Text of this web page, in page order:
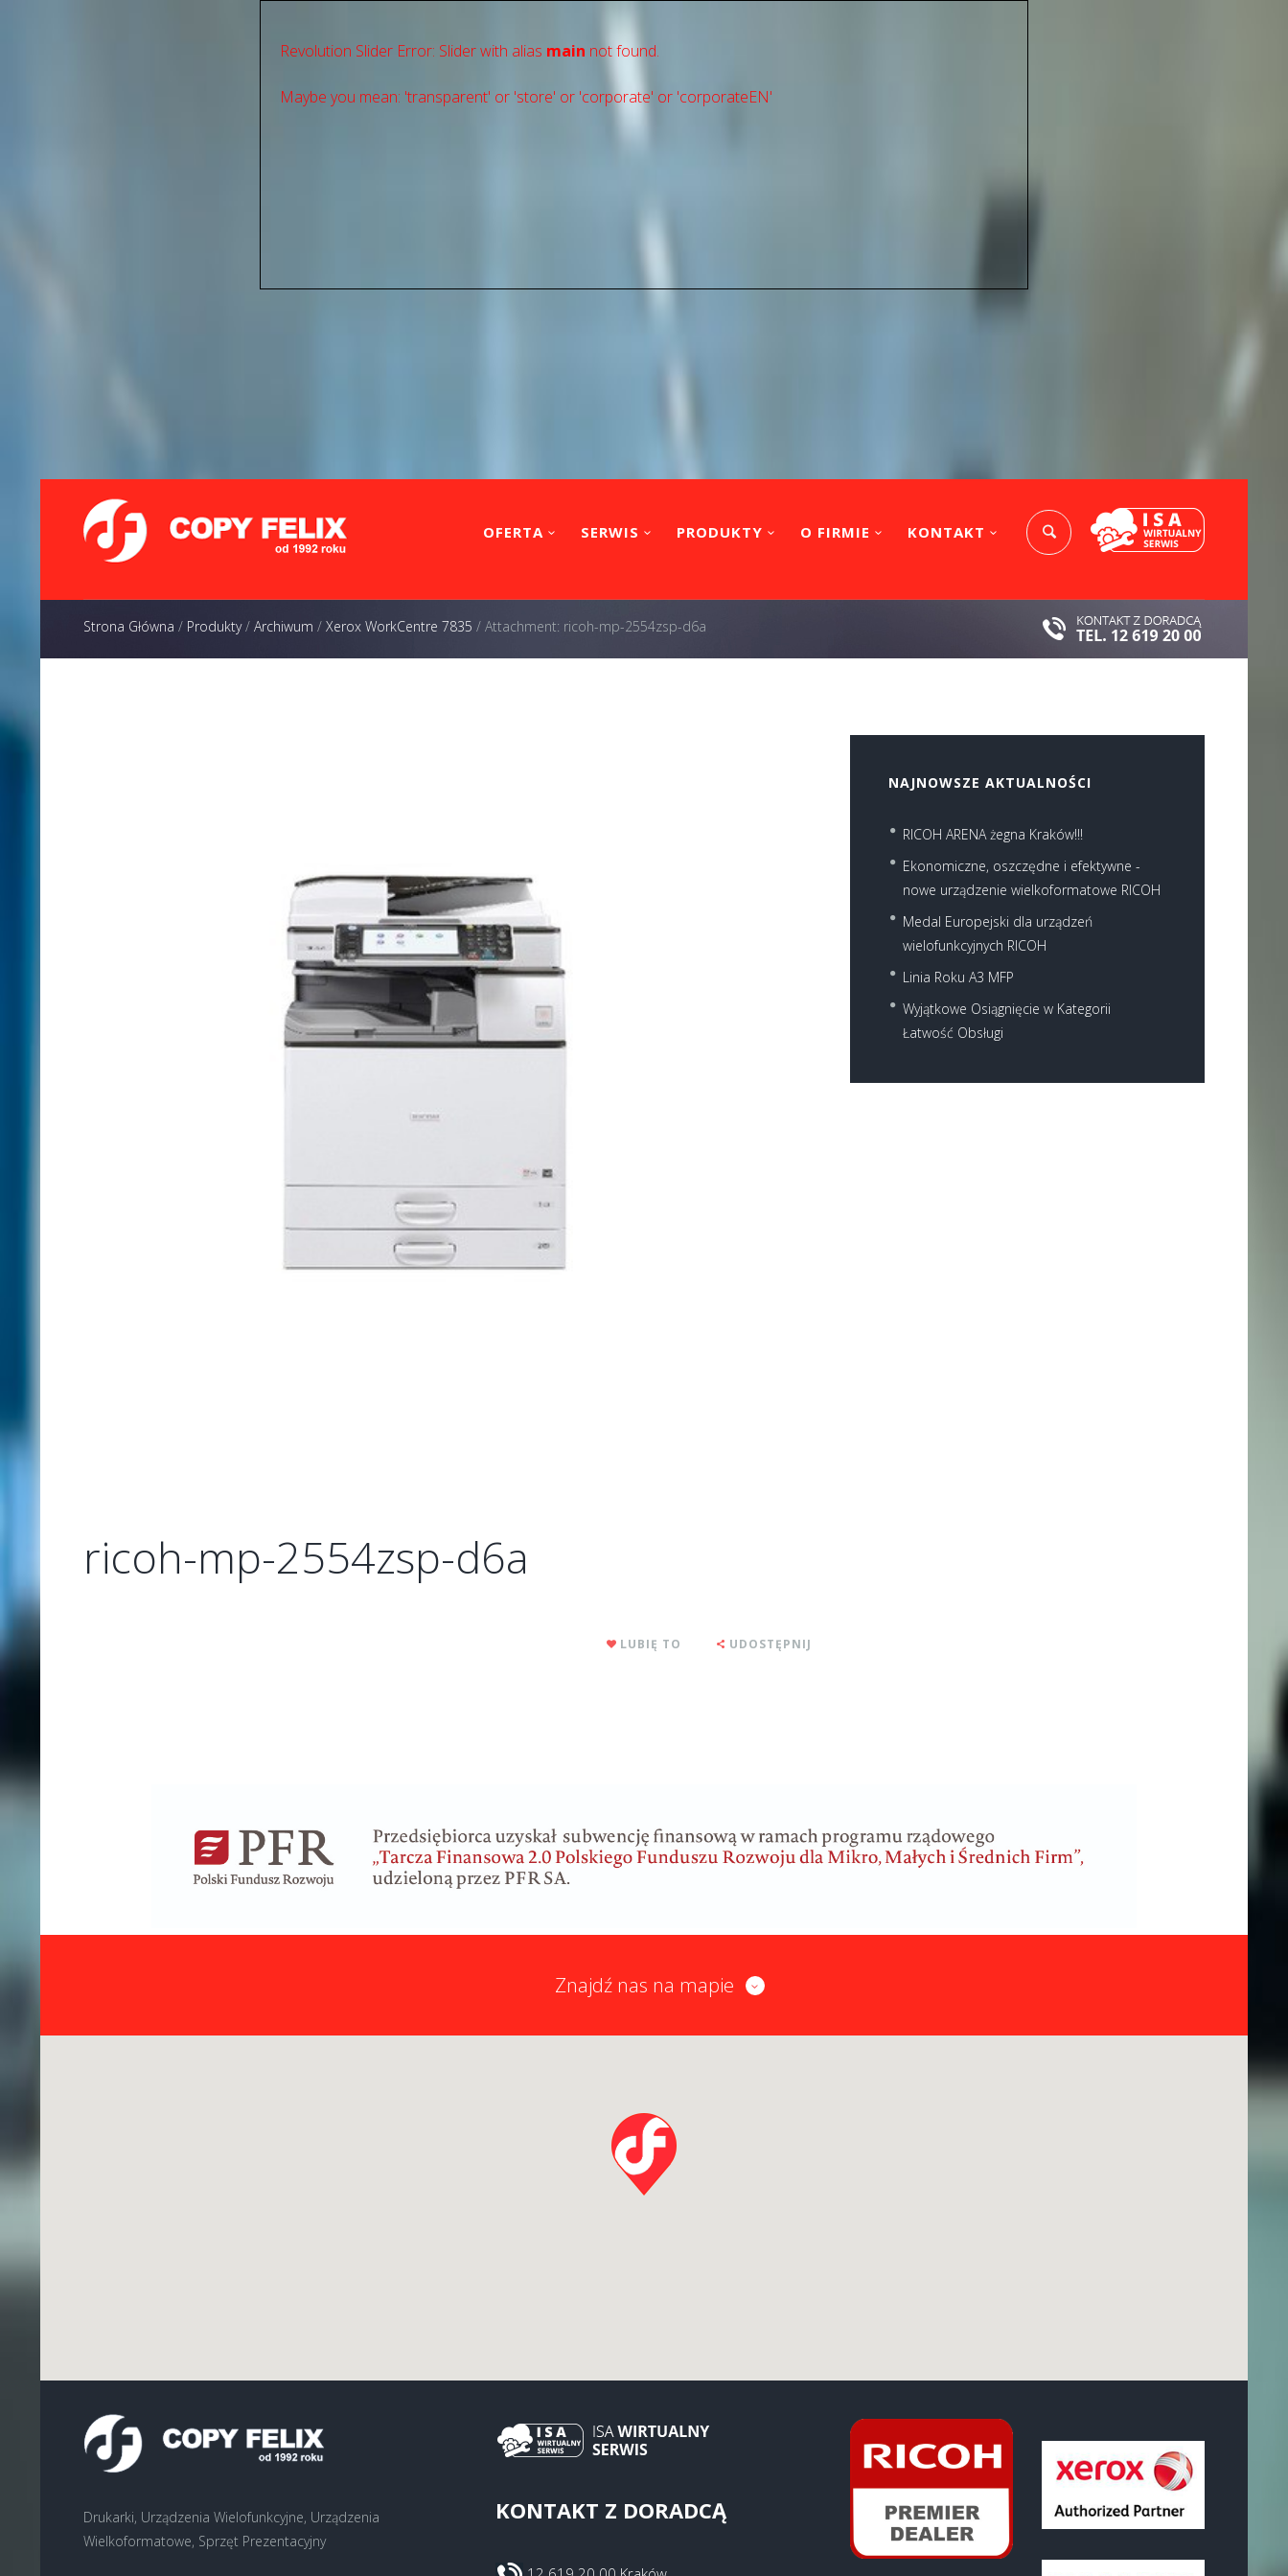
Revolution Slider Error: Slider with alias main not found.
Maybe you mean: 'transparent' or 'store' or 'сorporate' or 'corporateEN'
OFERTA SERWIS PRODUKTY O FIRMIE KONTAKT
Strona Główna / Produkty/ Archiwum / Xerox WorkCentre 7835 / Attachment: ricoh-mp-2554zsp-d6a
ricoh-mp-2554zsp-d6a
LUBIĘ TO UDOSTĘPNIJ
NAJNOWSZE AKTUALNOŚCI
RICOH ARENA żegna Kraków!!!
Ekonomiczne, oszczędne i efektywne -
nowe urządzenie wielkoformatowe RICOH
Medal Europejski dla urządzeń
wielofunkcyjnych RICOH
Linia Roku A3 MFP
Wyjątkowe Osiągnięcie w Kategorii
Łatwość Obsługi
Znajdź nas na mapie
Drukarki, Urządzenia Wielofunkcyjne, Urządzenia
Wielkoformatowe, Sprzęt Prezentacyjny
KONTAKT Z DORADCĄ